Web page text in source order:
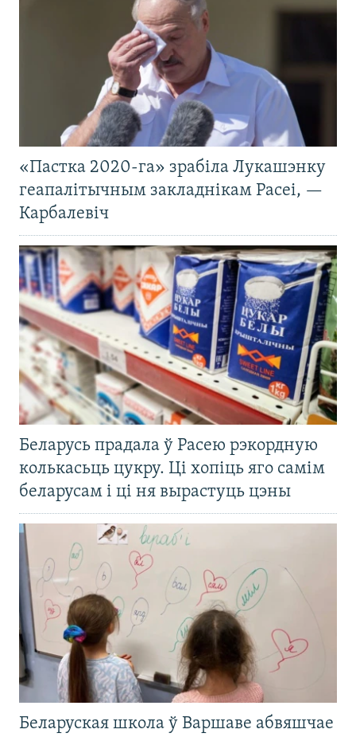
«Пастка 2020-га» зрабіла Лукашэнку
геапалітычным закладнікам Расеі, —
Карбалевіч
Беларусь прадала ў Расею рэкордную
колькасьць цукру. Ці хопіць яго самім
беларусам і ці ня вырастуць цэны
Беларуская школа ў Варшаве абвяшчае